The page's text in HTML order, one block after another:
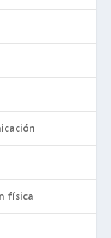
física